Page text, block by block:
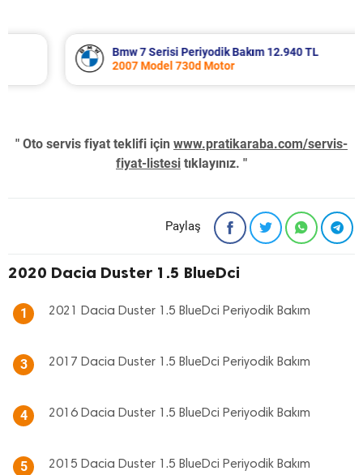
Bmw 7 Serisi Periyodik Bakım 12.940 TL
2007 Model 730d Motor
" Oto servis fiyat teklifi için www.pratikaraba.com/servis-
fiyat-listesi tıklayınız. "
Paylaş
2020 Dacia Duster 1.5 BlueDci
1 2021 Dacia Duster 1.5 BlueDci Periyodik Bakım
3 2017 Dacia Duster 1.5 BlueDci Periyodik Bakım
4 2016 Dacia Duster 1.5 BlueDci Periyodik Bakım
5 2015 Dacia Duster 1.5 BlueDci Periyodik Bakım